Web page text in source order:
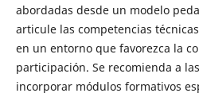
abordadas desde un modelo
articule las competencias
en un entorno que favorezca la
participación. Se recomienda a
incorporar módulos formativos